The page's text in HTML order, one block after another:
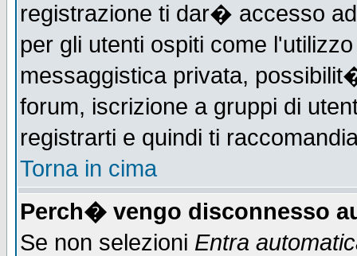
registrazione ti dar� accesso
per gli utenti ospiti come
messaggistica privata,
forum, iscrizione a gruppi di
registrarti e quindi ti
Torna in cima
Perch� vengo disconnesso
Se non selezioni Entra